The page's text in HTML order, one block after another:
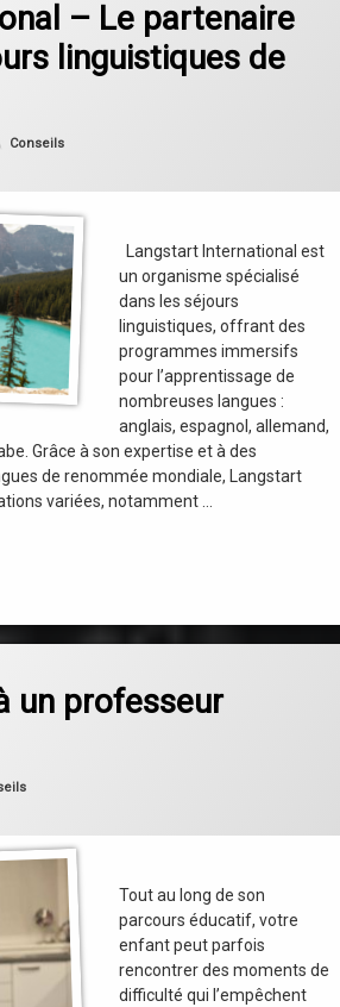
– Le partenaire
linguistiques de
13 septembre 2024
Categories:
Conseils
Langstart International est
un organisme spécialisé
dans les séjours
linguistiques, offrant des
programmes immersifs
pour l’apprentissage de
nombreuses langues :
anglais, espagnol, allemand,
Grâce à son expertise et à des
de renommée mondiale, Langstart
variées, notamment …
un professeur
2024
Tout au long de son
parcours éducatif, votre
enfant peut parfois
rencontrer des moments de
difficulté qui l’empêchent